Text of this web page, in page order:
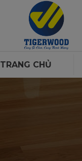
TRANG CHỦ